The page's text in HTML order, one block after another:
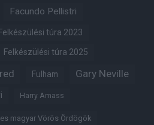
Facundo Pellistri
Felkészülési túra 2023
Felkészülési túra 2025
Fulham Gary Neville
Harry Amass
magyar Vörös Ördögök